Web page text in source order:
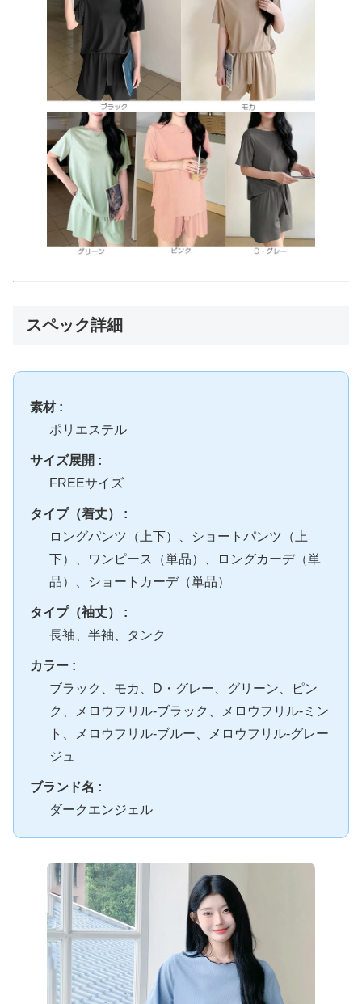
スペック詳細
素材 :
ポリエステル
サイズ展開 :
FREEサイズ
タイプ（着丈） :
ロングパンツ（上下）、ショートパンツ（上
下）、ワンピース（単品）、ロングカーデ（単
品）、ショートカーデ（単品）
タイプ（袖丈） :
長袖、半袖、タンク
カラー :
ブラック、モカ、D・グレー、グリーン、ピン
ク、メロウフリル-ブラック、メロウフリル-ミン
ト、メロウフリル-ブルー、メロウフリル-グレー
ジュ
ブランド名 :
ダークエンジェル